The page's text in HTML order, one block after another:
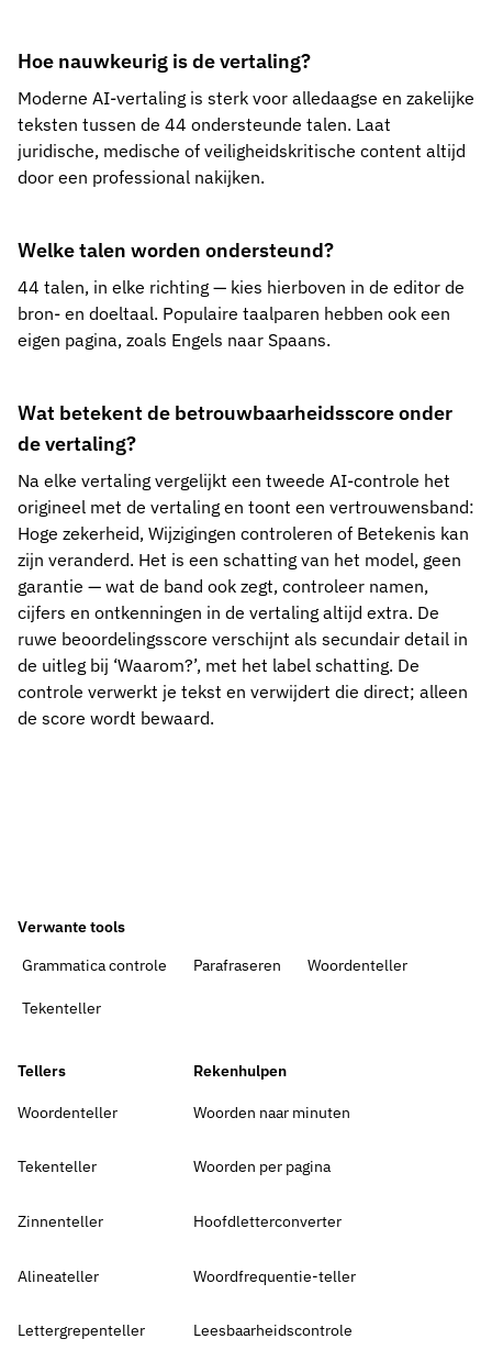
Hoe nauwkeurig is de vertaling?
Moderne AI-vertaling is sterk voor alledaagse en zakelijke
teksten tussen de 44 ondersteunde talen. Laat
juridische, medische of veiligheidskritische content altijd
door een professional nakijken.
Welke talen worden ondersteund?
44 talen, in elke richting — kies hierboven in de editor de
bron- en doeltaal. Populaire taalparen hebben ook een
eigen pagina, zoals Engels naar Spaans.
Wat betekent de betrouwbaarheidsscore onder
de vertaling?
Na elke vertaling vergelijkt een tweede AI-controle het
origineel met de vertaling en toont een vertrouwensband:
Hoge zekerheid, Wijzigingen controleren of Betekenis kan
zijn veranderd. Het is een schatting van het model, geen
garantie — wat de band ook zegt, controleer namen,
cijfers en ontkenningen in de vertaling altijd extra. De
ruwe beoordelingsscore verschijnt als secundair detail in
de uitleg bij ‘Waarom?’, met het label schatting. De
controle verwerkt je tekst en verwijdert die direct; alleen
de score wordt bewaard.
Verwante tools
Grammatica controle
Parafraseren Woordenteller
Tekenteller
Tellers
Woordenteller
Tekenteller
Zinnenteller
Alineateller
Lettergrepenteller
Rekenhulpen
Woorden naar minuten
Woorden per pagina
Hoofdletterconverter
Woordfrequentie-teller
Leesbaarheidscontrole